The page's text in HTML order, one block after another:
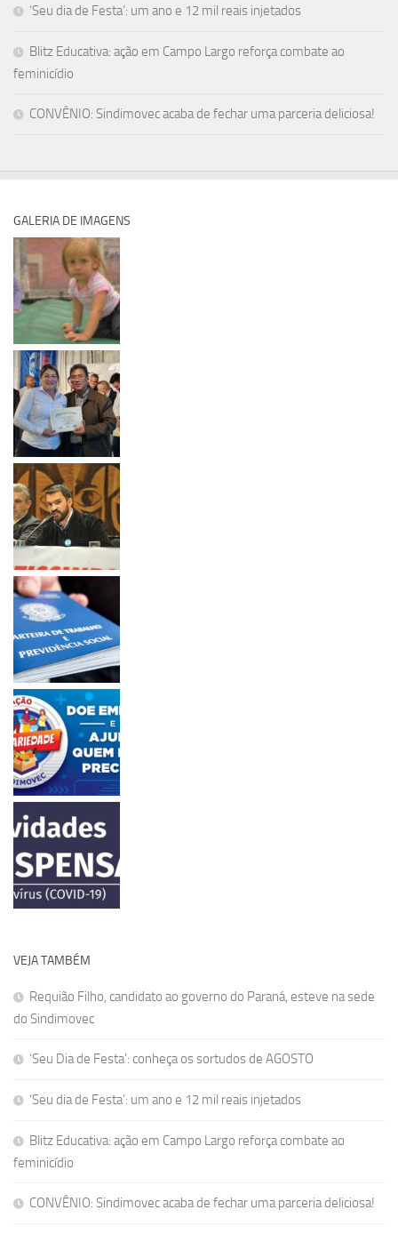
‘Seu dia de Festa’: um ano e 12 mil reais injetados
Blitz Educativa: ação em Campo Largo reforça combate ao
feminicídio
CONVÊNIO: Sindimovec acaba de fechar uma parceria deliciosa!
GALERIA DE IMAGENS
VEJA TAMBÉM
Requião Filho, candidato ao governo do Paraná, esteve na sede
do Sindimovec
‘Seu Dia de Festa’: conheça os sortudos de AGOSTO
‘Seu dia de Festa’: um ano e 12 mil reais injetados
Blitz Educativa: ação em Campo Largo reforça combate ao
feminicídio
CONVÊNIO: Sindimovec acaba de fechar uma parceria deliciosa!